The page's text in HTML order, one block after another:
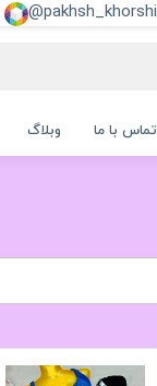
تماس با ما وبلاگ